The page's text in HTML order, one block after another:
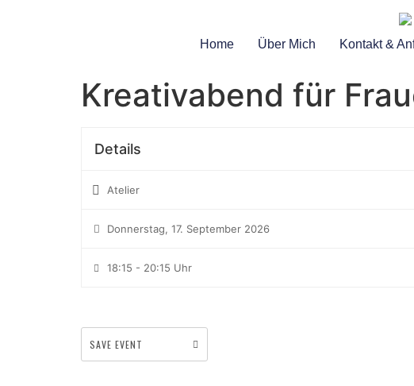
Home Über Mich Kontakt &
Kreativabend für
Details
Atelier
Donnerstag, 17. September 2026
18:15 - 20:15 Uhr
SAVE EVENT